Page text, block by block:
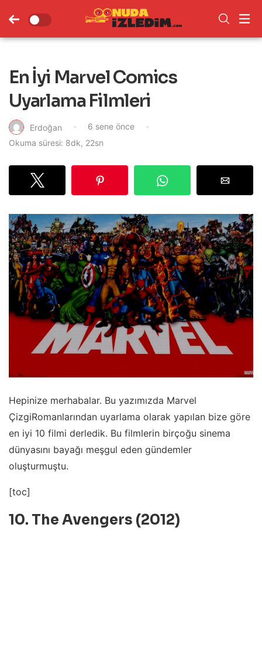
En İyi Marvel Comics
Uyarlama Filmleri
Erdoğan
6 sene önce
Okuma süresi: 8dk, 22sn
Hepinize merhabalar. Bu yazımızda Marvel
ÇizgiRomanlarından uyarlama olarak yapılan bize göre
en iyi 10 filmi derledik. Bu filmlerin birçoğu sinema
dünyasını bayağı meşgul eden gündemler
oluşturmuştu.
[toc]
10. The Avengers (2012)